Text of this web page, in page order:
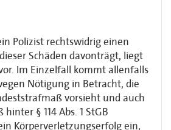
Polizist rechtswidrig einen
Schäden davonträgt, liegt
Im Einzelfall kommt allenfalls
Nötigung in Betracht, die
vorsieht und auch
§ 114 Abs. 1 StGB
Körperverletzungserfolg ein,